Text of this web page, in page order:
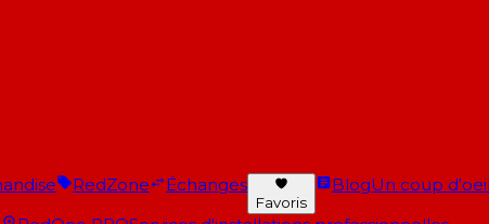
RedZone Échanges
Favoris
BlogUn coup